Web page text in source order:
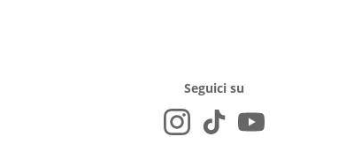
Seguici su